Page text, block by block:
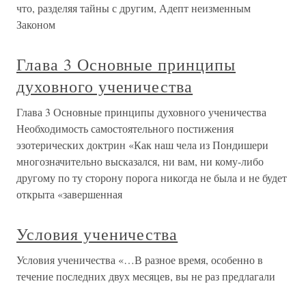
что, разделяя тайны с другим, Адепт неизменным
Законом
Глава 3 Основные принципы
духовного ученичества
Глава 3 Основные принципы духовного ученичества
Необходимость самостоятельного постижения
эзотерических доктрин «Как наш чела из Пондишери
многозначительно высказался, ни вам, ни кому-либо
другому по ту сторону порога никогда не была и не будет
открыта «завершенная
Условия ученичества
Условия ученичества «…В разное время, особенно в
течение последних двух месяцев, вы не раз предлагали